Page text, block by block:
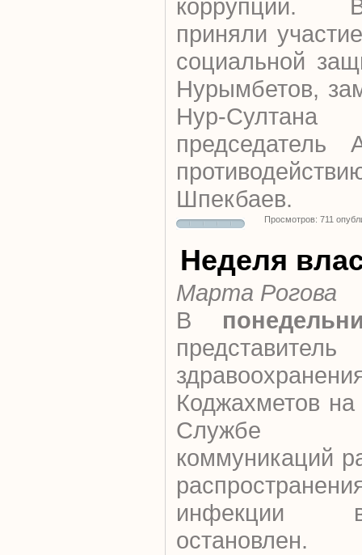
коррупции.
приняли
социальной
Нурымбетов,
Нур-
председатель
Шпекбаев.
Просмотров: 711
Неделя
Марта Рогова
В
Коджахметов
Службе
коммуникаций
инфекции
остановлен.